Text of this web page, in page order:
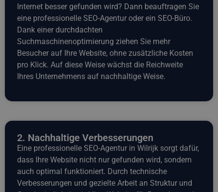
Internet besser gefunden wird? Dann beauftragen Sie
eine professionelle SEO-Agentur oder ein SEO-Büro.
Dank einer durchdachten
Suchmaschinenoptimierung ziehen Sie mehr
Besucher auf Ihre Website, ohne zusätzliche Kosten
pro Klick. Auf diese Weise wächst die Reichweite
Ihres Unternehmens auf nachhaltige Weise.
2. Nachhaltige Verbesserungen
Eine professionelle SEO-Agentur in Wilrijk sorgt dafür,
dass Ihre Website nicht nur gefunden wird, sondern
auch optimal funktioniert. Durch technische
Verbesserungen und gezielte Arbeit an Struktur und